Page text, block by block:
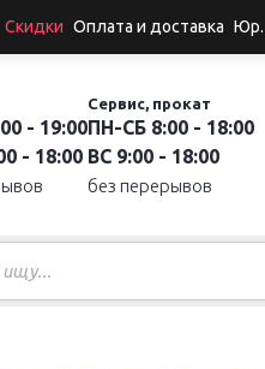
Скидки Оплата и доставка Юр.
- 19:00
- 18:00
Сервис, прокат
ПН-СБ 8:00 - 18:00
ВС 9:00 - 18:00
без перерывов